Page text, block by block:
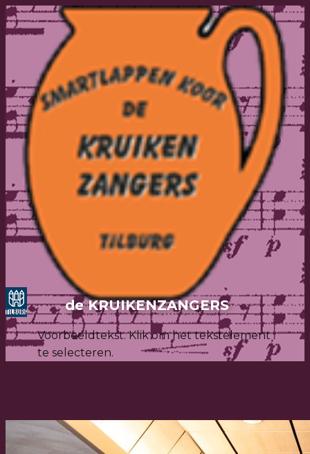
de KRUIKENZANGERS
Voorbeeldtekst. Klik om het tekstelement
te selecteren.